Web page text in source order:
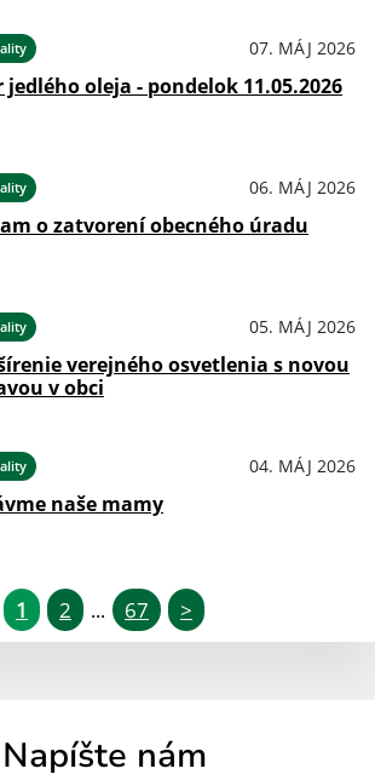
07. MÁJ 2026
jedlého oleja - pondelok 11.05.2026
06. MÁJ 2026
o zatvorení obecného úradu
05. MÁJ 2026
verejného osvetlenia s novou
v obci
04. MÁJ 2026
naše mamy
1 2 ... 67 >
Napíšte nám